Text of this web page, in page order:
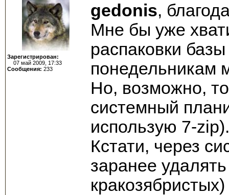
Зарегистрирован:
07 май 2009, 17:33
Сообщения: 233
gedonis,
Мне бы уже
распаковки
понедельникам
Но, возможно,
системный
использую 7-
Кстати, через
заранее